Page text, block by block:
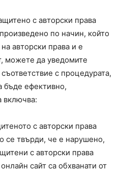
с авторски права
по начин, който
авторски права и е
можете да уведомите
с процедурата,
бъде ефективно,
включва:
с авторски права
се твърди, че е нарушено,
с авторски права
сайт са обхванати от